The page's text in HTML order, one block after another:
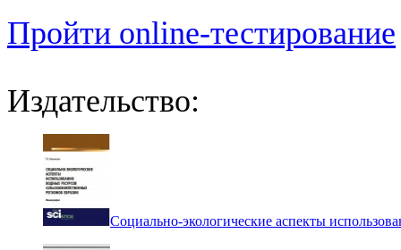
Пройти online-тестирование
Издательство:
Социально-экологические аспекты